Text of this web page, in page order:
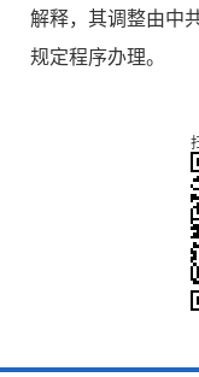
解释，其调整由中
规定程序办理。